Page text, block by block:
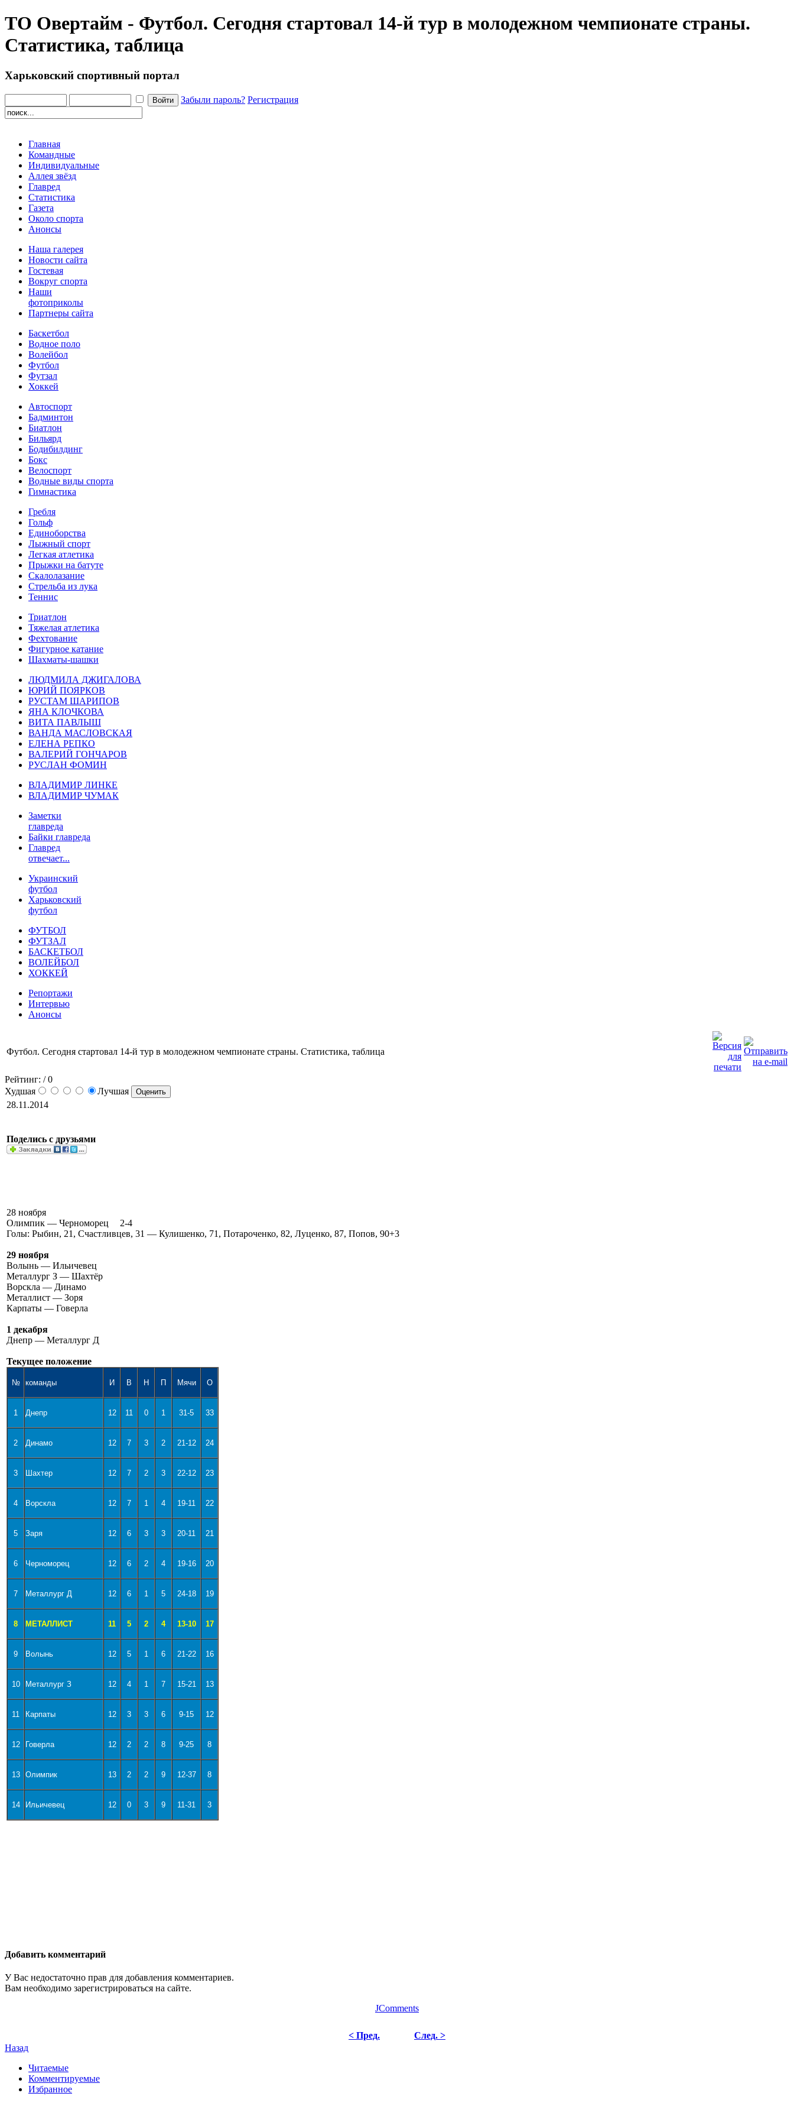
ТО Овертайм - Футбол. Сегодня стартовал 14-й тур в молодежном чемпионате страны.
Статистика, таблица
Харьковский спортивный портал
Забыли пароль? Регистрация
Главная
Командные
Индивидуальные
Аллея звёзд
Главред
Статистика
Газета
Около спорта
Анонсы
Наша галерея
Новости сайта
Гостевая
Вокруг спорта
Наши
фотоприколы
Партнеры сайта
Баскетбол
Водное поло
Волейбол
Футбол
Футзал
Хоккей
Автоспорт
Бадминтон
Биатлон
Бильярд
Бодибилдинг
Бокс
Велоспорт
Водные виды спорта
Гимнастика
Гребля
Гольф
Единоборства
Лыжный спорт
Легкая атлетика
Прыжки на батуте
Скалолазание
Стрельба из лука
Теннис
Триатлон
Тяжелая атлетика
Фехтование
Фигурное катание
Шахматы-шашки
ЛЮДМИЛА ДЖИГАЛОВА
ЮРИЙ ПОЯРКОВ
РУСТАМ ШАРИПОВ
ЯНА КЛОЧКОВА
ВИТА ПАВЛЫШ
ВАНДА МАСЛОВСКАЯ
ЕЛЕНА РЕПКО
ВАЛЕРИЙ ГОНЧАРОВ
РУСЛАН ФОМИН
ВЛАДИМИР ЛИНКЕ
ВЛАДИМИР ЧУМАК
Заметки
главреда
Байки главреда
Главред
отвечает...
Украинский
футбол
Харьковский
футбол
ФУТБОЛ
ФУТЗАЛ
БАСКЕТБОЛ
ВОЛЕЙБОЛ
ХОККЕЙ
Репортажи
Интервью
Анонсы
Футбол. Сегодня стартовал 14-й тур в молодежном чемпионате страны. Статистика, таблица
Рейтинг: / 0
Худшая
Лучшая
28.11.2014
Поделись с друзьями
28 ноября
Олимпик — Черноморец
2-4
Голы: Рыбин, 21, Счастливцев, 31 — Кулишенко, 71, Потароченко, 82, Луценко, 87, Попов, 90+3
29 ноября
Волынь — Ильичевец
Металлург З — Шахтёр
Ворскла — Динамо
Металлист — Зоря
Карпаты — Говерла
1 декабря
Днепр — Металлург Д
Текущее положение
№ команды И В Н П Мячи О
1 Днепр 12 11 0 1 31-5 33
2 Динамо 12 7 3 2 21-12 24
3 Шахтер 12 7 2 3 22-12 23
4 Ворскла 12 7 1 4 19-11 22
5 Заря 12 6 3 3 20-11 21
6 Черноморец 12 6 2 4 19-16 20
7 Металлург Д 12 6 1 5 24-18 19
8 МЕТАЛЛИСТ 11 5 2 4 13-10 17
9 Волынь 12 5 1 6 21-22 16
10 Металлург З 12 4 1 7 15-21 13
11 Карпаты 12 3 3 6 9-15 12
12 Говерла 12 2 2 8 9-25 8
13 Олимпик 13 2 2 9 12-37 8
14 Ильичевец 12 0 3 9 11-31 3
Добавить комментарий
У Вас недостаточно прав для добавления комментариев.
Вам необходимо зарегистрироваться на сайте.
JComments
< Пред.
След. >
Назад
Читаемые
Комментируемые
Избранное